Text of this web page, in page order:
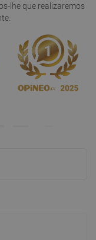
lhe que realizaremos